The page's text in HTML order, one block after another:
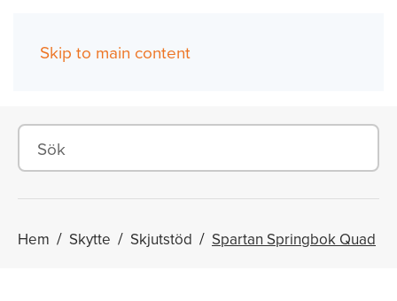
Skip to main content
Hem Skytte Skjutstöd Spartan Springbok Quad